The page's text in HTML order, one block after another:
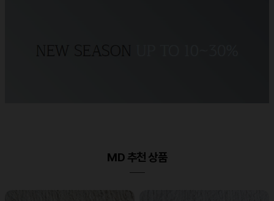
MD 추천 상품